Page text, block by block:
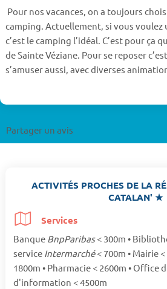
Pour nos vacances, on a toujours
camping. Actuellement, si vous voulez
c’est le camping l’idéal. C’est pour ça
de Sainte Véziane. Pour se reposer
s’amuser aussi, avec diverses
Partager un avis
ACTIVITÉS PROCHES DE LA
CATALAN' ★
Services
Banque BnpParibas< 300m •
service Intermarché< 700m • Mairie
1800m • Pharmacie < 2600m • Office
d'information < 4500m